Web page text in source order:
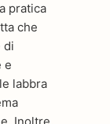
pratica
che
di
e
labbra